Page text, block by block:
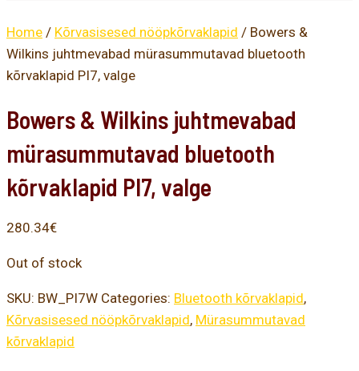
Home / Kõrvasisesed nööpkõrvaklapid / Bowers &
Wilkins juhtmevabad mürasummutavad bluetooth
kõrvaklapid PI7, valge
Bowers & Wilkins juhtmevabad
mürasummutavad bluetooth
kõrvaklapid PI7, valge
280.34€
Out of stock
SKU: BW_PI7W Categories: Bluetooth kõrvaklapid,
Kõrvasisesed nööpkõrvaklapid, Mürasummutavad
kõrvaklapid